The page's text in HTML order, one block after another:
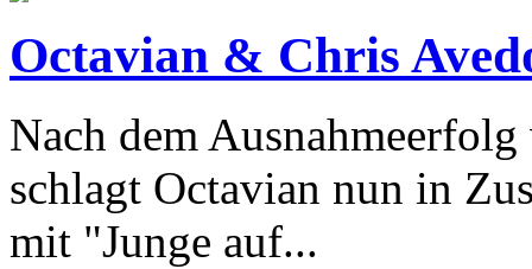
Octavian & Chris
Nach dem
schlagt Octavian nun in
mit "Junge auf...